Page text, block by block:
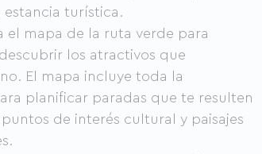
estancia turística.
el mapa de la ruta verde para
los atractivos que
El mapa incluye toda la
planificar paradas que te resulten
de interés cultural y paisajes